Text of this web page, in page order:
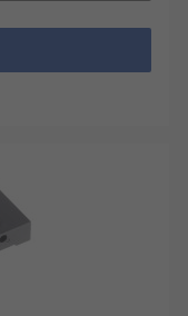
利点がありま
において効
を外部回路
体製造装置
す。
を与えずに